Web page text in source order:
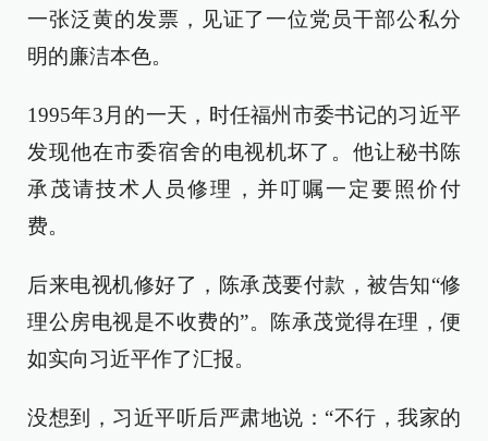
一张泛黄的发票，见证了一位党员干部公私分
明的廉洁本色。
1995年3月的一天，时任福州市委书记的习近平
发现他在市委宿舍的电视机坏了。他让秘书陈
承茂请技术人员修理，并叮嘱一定要照价付
费。
后来电视机修好了，陈承茂要付款，被告知“修
理公房电视是不收费的”。陈承茂觉得在理，便
如实向习近平作了汇报。
没想到，习近平听后严肃地说：“不行，我家的